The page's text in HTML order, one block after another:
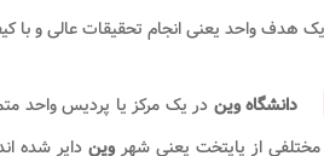
یک هدف واحد یعنی انجام تحقیقات عالی و با
دانشگاه وین
از پایتخت یعنی شهرویندایر شده